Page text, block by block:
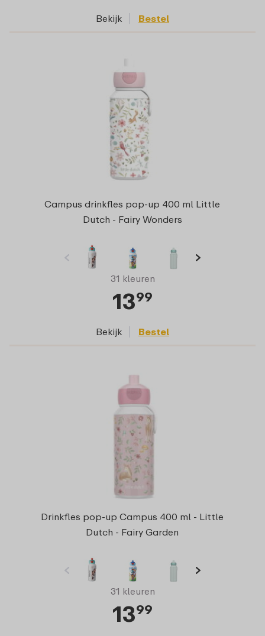
Bekijk Bestel
Campus drinkfles pop-up 400 ml Little
Dutch - Fairy Wonders
31 kleuren
1399
Bekijk Bestel
Drinkfles pop-up Campus 400 ml - Little
Dutch - Fairy Garden
31 kleuren
1399